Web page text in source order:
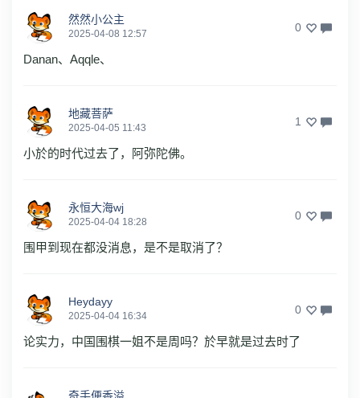
然然小公主
2025-04-08 12:57 0
Danan、Aqqle、
地藏菩萨
2025-04-05 11:43 1
小於的时代过去了，阿弥陀佛。
永恒大海wj
2025-04-04 18:28 0
围甲到现在都没消息，是不是取消了？
Heydayy
2025-04-04 16:34 0
论实力，中国围棋一姐不是周吗？於早就是过去时了
奇手便香溢